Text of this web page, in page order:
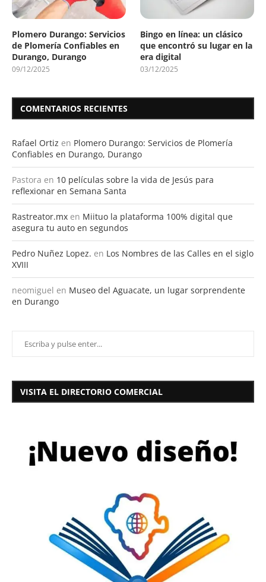
Plomero Durango: Servicios
de Plomería Confiables en
Durango, Durango
09/12/2025
Bingo en línea: un clásico
que encontró su lugar en la
era digital
03/12/2025
COMENTARIOS RECIENTES
Rafael Ortiz en Plomero Durango: Servicios de Plomería
Confiables en Durango, Durango
Pastora en 10 películas sobre la vida de Jesús para
reflexionar en Semana Santa
Rastreator.mx en Miituo la plataforma 100% digital que
asegura tu auto en segundos
Pedro Nuñez Lopez. en Los Nombres de las Calles en el siglo
XVIII
neomiguel en Museo del Aguacate, un lugar sorprendente
en Durango
VISITA EL DIRECTORIO COMERCIAL